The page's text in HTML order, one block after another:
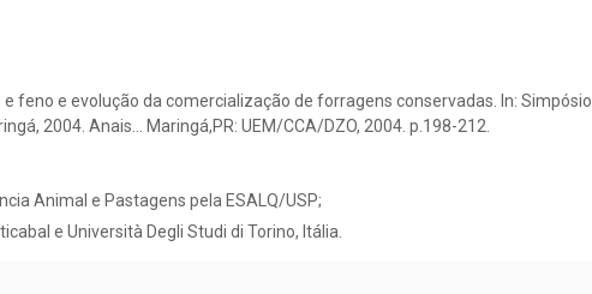
e feno e evolução da comercialização de forragens conservadas. In: Simpósio
2004. Anais… Maringá,PR: UEM/CCA/DZO, 2004. p.198-212.
Animal e Pastagens pela ESALQ/USP;
e Università Degli Studi di Torino, Itália.